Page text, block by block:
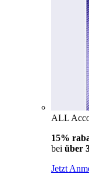
ALL
15%
bei über
Jetzt